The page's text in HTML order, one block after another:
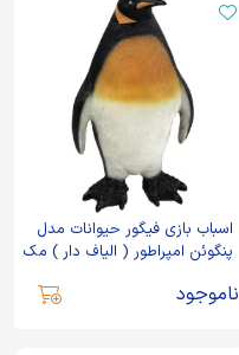
اسباب بازی فیگور حیوانات مدل
پنگوئن امپراطور ( الیاف دار ) مک
ناموجود